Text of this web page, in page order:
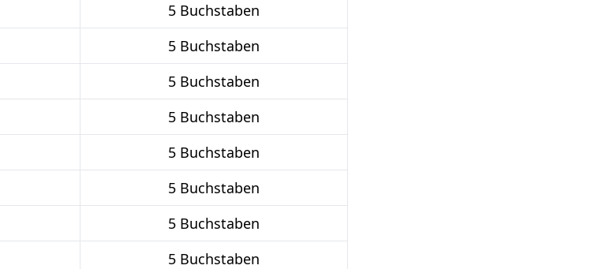
5 Buchstaben
5 Buchstaben
5 Buchstaben
5 Buchstaben
5 Buchstaben
5 Buchstaben
5 Buchstaben
5 Buchstaben